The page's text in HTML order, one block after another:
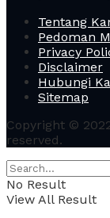
Tentang
Pedoman
Privacy
Disclaimer
Hubungi
Sitemap
Copyright ©
reserved.
No Result
View All Result